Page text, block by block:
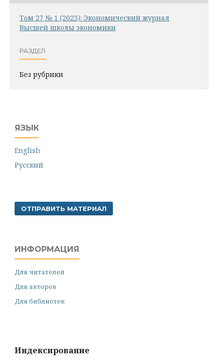
Том 27 № 1 (2023): Экономический журнал
Высшей школы экономики
РАЗДЕЛ
Без рубрики
ЯЗЫК
English
Русский
ОТПРАВИТЬ МАТЕРИАЛ
ИНФОРМАЦИЯ
Для читателей
Для авторов
Для библиотек
Индексирование